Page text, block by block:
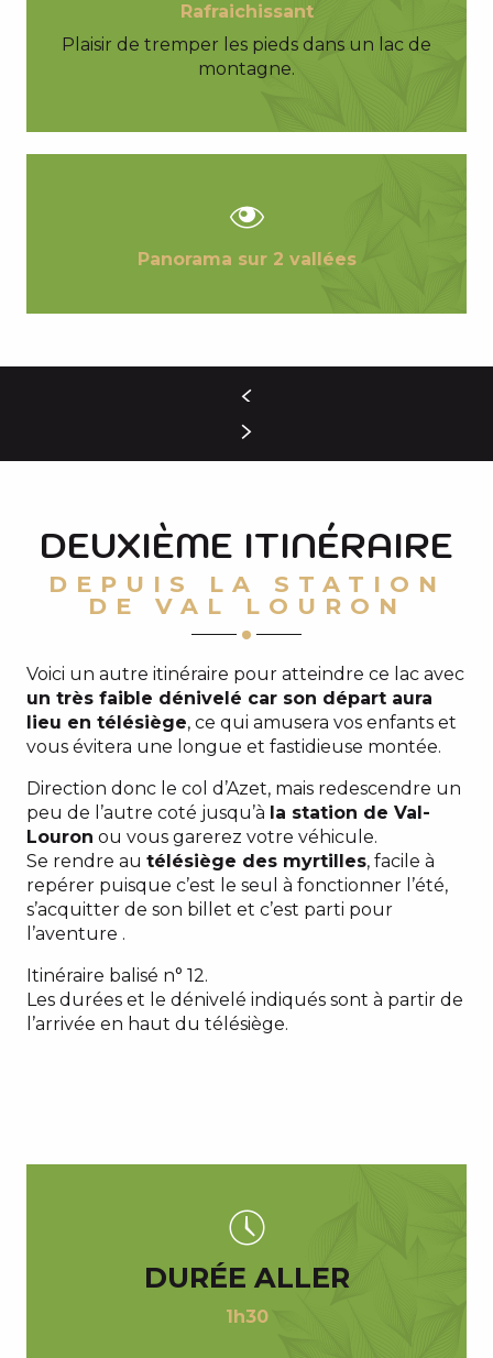
Rafraichissant
Plaisir de tremper les pieds dans un lac de
montagne.
Panorama sur 2 vallées
DEUXIÈME ITINÉRAIRE
DEPUIS LA STATION
DE VAL LOURON
Voici un autre itinéraire pour atteindre ce lac avec
un très faible dénivelé car son départ aura
lieu en télésiège, ce qui amusera vos enfants et
vous évitera une longue et fastidieuse montée.
Direction donc le col d’Azet, mais redescendre un
peu de l’autre coté jusqu’à la station de Val-
Louron ou vous garerez votre véhicule.
Se rendre au télésiège des myrtilles, facile à
repérer puisque c’est le seul à fonctionner l’été,
s’acquitter de son billet et c’est parti pour
l’aventure .
Itinéraire balisé n° 12.
Les durées et le dénivelé indiqués sont à partir de
l’arrivée en haut du télésiège.
DURÉE ALLER
1h30